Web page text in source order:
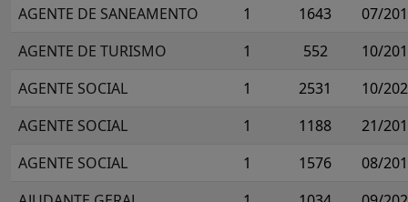
AGENTE DE SANEAMENTO 1 1643
07/
AGENTE DE TURISMO
1 552
10/
AGENTE SOCIAL
1 2531
10/
AGENTE SOCIAL
1 1188
21/
AGENTE SOCIAL
1 1576
08/